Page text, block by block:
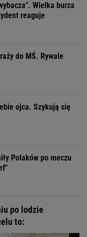
Wielka burza
reaguje
do MŚ. Rywale
ojca. Szykują się
Polaków po meczu
po lodzie
to: